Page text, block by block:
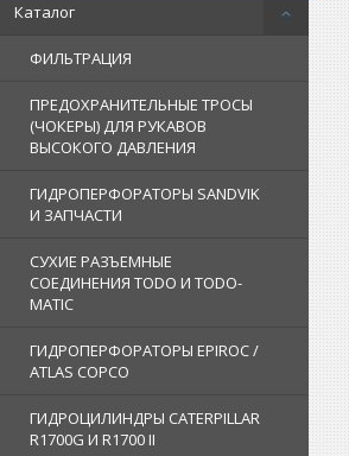
Каталог
ФИЛЬТРАЦИЯ
ПРЕДОХРАНИТЕЛЬНЫЕ ТРОСЫ
(ЧОКЕРЫ) ДЛЯ РУКАВОВ
ВЫСОКОГО ДАВЛЕНИЯ
ГИДРОПЕРФОРАТОРЫ SANDVIK
И ЗАПЧАСТИ
СУХИЕ РАЗЪЕМНЫЕ
СОЕДИНЕНИЯ TODO И TODO-
MATIC
ГИДРОПЕРФОРАТОРЫ EPIROC /
ATLAS COPCO
ГИДРОЦИЛИНДРЫ CATERPILLAR
R1700G И R1700 II